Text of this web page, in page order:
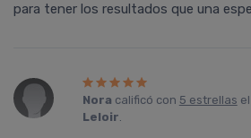
para tener los resultados que una
Nora calificó con 5 estrellas
Leloir.